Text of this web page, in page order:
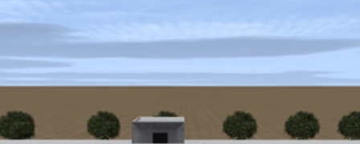
Projet de construction d’un immeuble
Niamey, Niger
VIEW MORE